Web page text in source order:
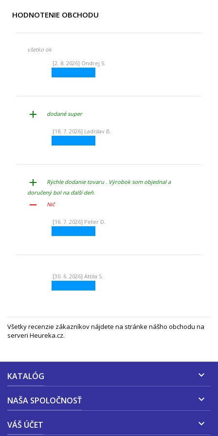
HODNOTENIE OBCHODU
všetko ok
[2. 8. 2026] Ondrej S.
add dodané super
[18. 7. 2026] Ladislav B.
add
Rýchle dodanie tovaru . Výrobok som objednal a
doručený bol na ďalší deň.
remove Nič
[16. 7. 2026] Peter D.
[30. 6. 2026] Attila S.
Všetky recenzie zákazníkov nájdete na stránke nášho obchodu na
serveri Heureka.cz.
KATALÓG 
NAŠA SPOLOČNOSŤ 
VÁŠ ÚČET 